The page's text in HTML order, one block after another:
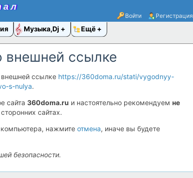
Войти Регистрация
Музыка,Dj Ещё
внешней ссылке
внешней ссылке https://360doma.ru/stati/vygodnyy-
s-nulya.
сайта 360doma.ru и настоятельно рекомендуем не
сайтах.
компьютера, нажмите отмена, иначе вы будете
безопасности.